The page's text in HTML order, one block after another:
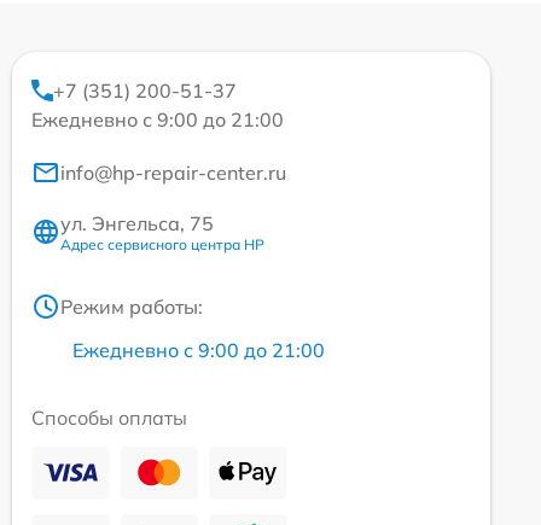
+7 (351) 200-51-37
Ежедневно с 9:00 до 21:00
info@hp-repair-center.ru
ул. Энгельса, 75
Адрес сервисного центра HP
Режим работы:
Ежедневно с 9:00 до 21:00
Способы оплаты